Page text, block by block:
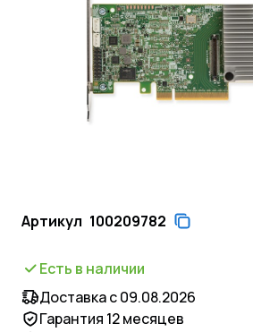
Артикул 100209782
Есть в наличии
Доставка с 09.08.2026
Гарантия 12 месяцев